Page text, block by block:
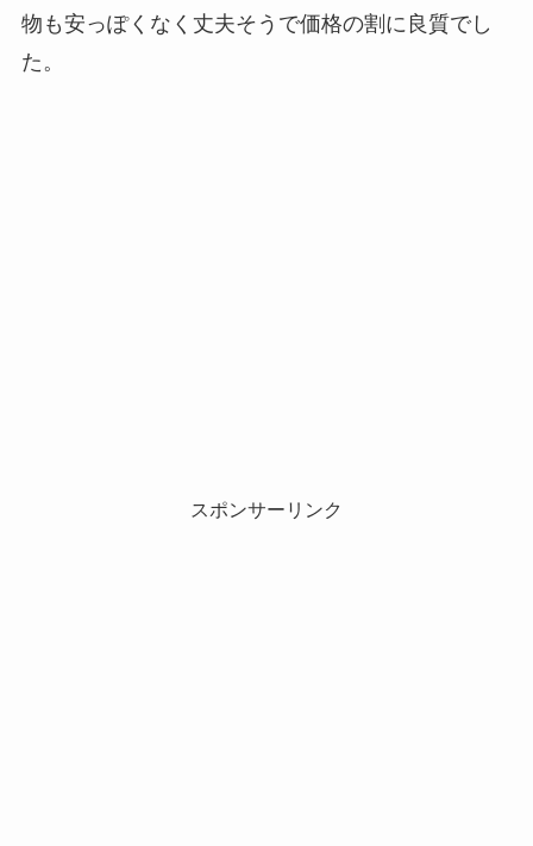
物も安っぽくなく丈夫そうで価格の割に良質でし
た。
スポンサーリンク